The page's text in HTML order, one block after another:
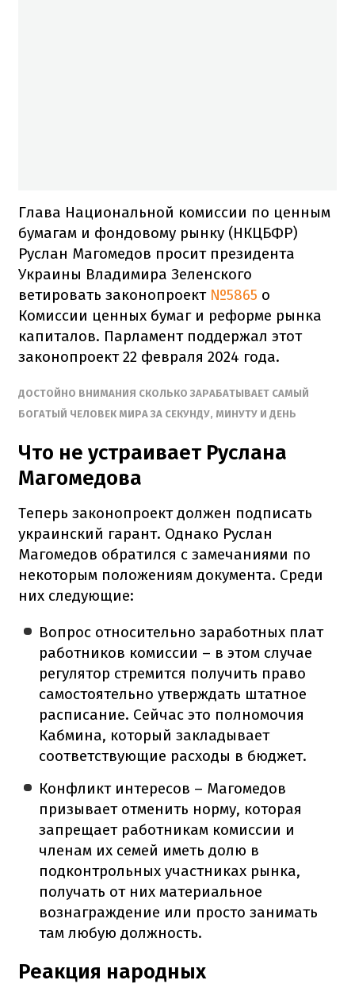
Глава Национальной комиссии по ценным
бумагам и фондовому рынку (НКЦБФР)
Руслан Магомедов просит президента
Украины Владимира Зеленского
ветировать законопроект №5865 о
Комиссии ценных бумаг и реформе рынка
капиталов. Парламент поддержал этот
законопроект 22 февраля 2024 года.
ДОСТОЙНО ВНИМАНИЯ СКОЛЬКО ЗАРАБАТЫВАЕТ САМЫЙ
БОГАТЫЙ ЧЕЛОВЕК МИРА ЗА СЕКУНДУ, МИНУТУ И ДЕНЬ
Что не устраивает Руслана
Магомедова
Теперь законопроект должен подписать
украинский гарант. Однако Руслан
Магомедов обратился с замечаниями по
некоторым положениям документа. Среди
них следующие:
Вопрос относительно заработных плат
работников комиссии – в этом случае
регулятор стремится получить право
самостоятельно утверждать штатное
расписание. Сейчас это полномочия
Кабмина, который закладывает
соответствующие расходы в бюджет.
Конфликт интересов – Магомедов
призывает отменить норму, которая
запрещает работникам комиссии и
членам их семей иметь долю в
подконтрольных участниках рынка,
получать от них материальное
вознаграждение или просто занимать
там любую должность.
Реакция народных